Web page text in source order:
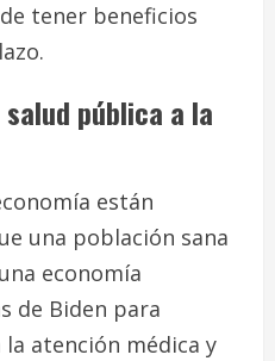
tener beneficios
pública a la
están
una población sana
economía
de Biden para
atención médica y